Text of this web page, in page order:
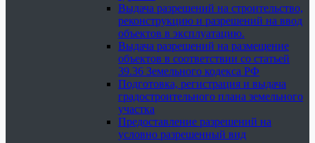
Выдача разрешений на строительство,
реконструкцию и разрешений на ввод
объектов в эксплуатацию.
Выдача разрешений на размещение
объектов в соответствии со статьей
39.36 Земельного кодекса РФ
Подготовка, регистрация и выдача
градостроительного плана земельного
участка
Предоставление разрешений на
условно разрешенный вид